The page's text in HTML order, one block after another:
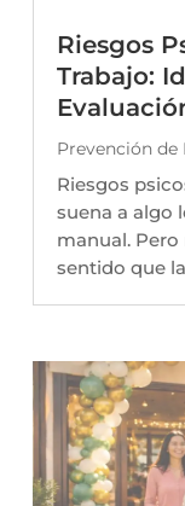
Riesgos
Trabajo:
Prevención de
Riesgos
suena a algo
manual. Pero
sentido que